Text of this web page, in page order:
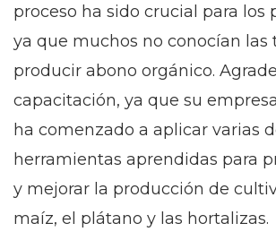
proceso ha sido crucial para los
ya que muchos no conocían las
producir abono orgánico.
capacitación, ya que su
ha comenzado a aplicar varias
herramientas aprendidas para
y mejorar la producción de
maíz, el plátano y las hortalizas.